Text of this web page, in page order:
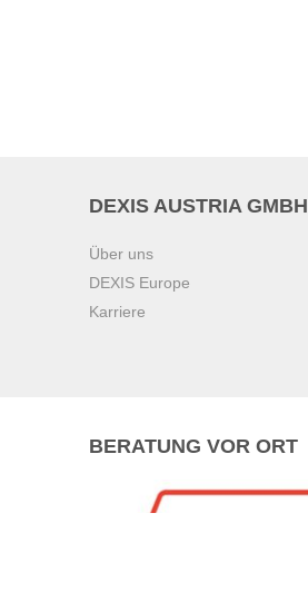
DEXIS AUSTRIA GMBH
Über uns
DEXIS Europe
Karriere
BERATUNG VOR ORT